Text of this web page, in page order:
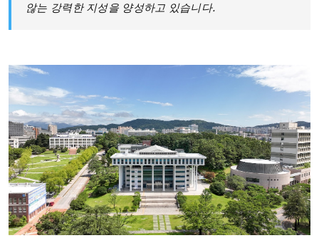
않는 강력한 지성을 양성하고 있습니다.